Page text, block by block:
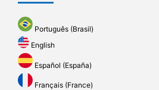
Português (Brasil)
English
Español (España)
Français (France)